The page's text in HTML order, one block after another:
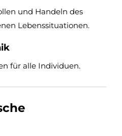
und Handeln des
Lebenssituationen.
für alle Individuen.